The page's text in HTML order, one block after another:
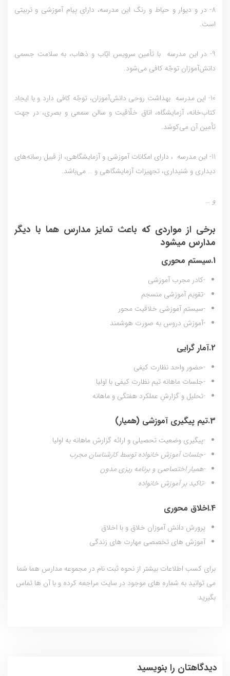
8- در و ديوار و حياط و رنگ این مدرسه، داراي پيام آموزشي و تربيتي
است.
9- در این مدرسه با تأمين سرويس ايّاب و ذهاب، به سلامت جسمي
دانش‌آموزان توجّه کافي مي‌شود.
10- این مدرسه بهداشت روحي دانش‌آموزان، توجّه کافي دارد و با ايجاد
کتاب‌خانه، آزمايشگاه، اتاق خلّاقيت و سالن سمعي و بصري، در جهت
تأمين آن مي‌کوشد.
11- این مدرسه ، داراي امکانات آموزشي و آزمايشگاهي، از قبيل رسانه‌هاي
ديداري و شنيداري، تجهيزات آزمايشگاهي و … مي‌باشد.
و …
برخی از مواردی که باعث تمایز مدارس هما با دیگر
مدارس میشود
1.سیستم محوری
-کادر مجرب آموزشی
-تقویم آموزشی منسجم
-سیستم آموزشی خلاقیت محور
-آموزش دروس به صورت هوشمند
2.آمار گرایی
-حضور واحد نظارت کیفی
-جلسات ماهانه تیم نظارت کیفی با اولیا
-تحلیل و گزارش عملکرد هفتگی و ماهانه
3.تیم پیگیری آموزشی (همیار)
-پیگیری وضعیت تحصیلی و ارائه گزارش ماهانه به اولیا
-جلسات آموزش خانواده توسط کارشناسان مجرب
-همیار اختصاصی و برنامه ریزی مدون
-تاکید بر آموزش خانواده
4.اخلاق محوری
پرورش دانش آموزان خلاق و با اخلاق
آموزش های تخصصی مهارت های زندگی
برای کسب اطلاعات بیشتر از نحوه ثبت نام در مجموعه مدارس هما شما
می توانید به شماره های موجود در سایت مراجعه کرده و با آن ها تماس
بگیرید
دیدگاهتان را بنویسید